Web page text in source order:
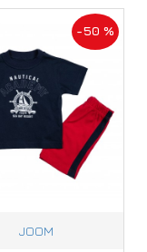
-50 %
JOOM